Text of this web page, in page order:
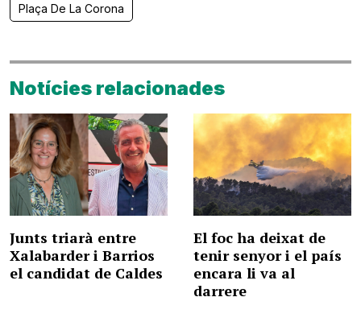
Plaça De La Corona
Notícies relacionades
Junts triarà entre
Xalabarder i Barrios
el candidat de Caldes
El foc ha deixat de
tenir senyor i el país
encara li va al
darrere